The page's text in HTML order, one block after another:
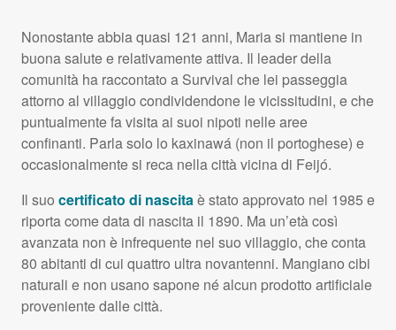
Nonostante abbia quasi 121 anni, Maria si mantiene in
buona salute e relativamente attiva. Il leader della
comunità ha raccontato a Survival che lei passeggia
attorno al villaggio condividendone le vicissitudini, e che
puntualmente fa visita ai suoi nipoti nelle aree
confinanti. Parla solo lo kaxinawá (non il portoghese) e
occasionalmente si reca nella città vicina di Feijó.
Il suo certificato di nascitaè stato approvato nel 1985 e
riporta come data di nascita il 1890. Ma un’età così
avanzata non è infrequente nel suo villaggio, che conta
80 abitanti di cui quattro ultra novantenni. Mangiano cibi
naturali e non usano sapone né alcun prodotto artificiale
proveniente dalle città.